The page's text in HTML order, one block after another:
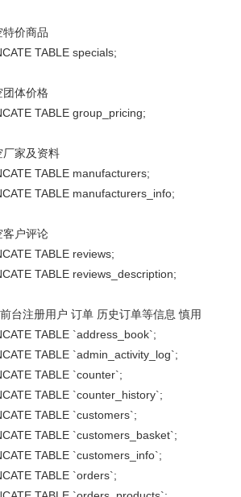
特价商品
TABLE specials;
团体价格
TABLE group_pricing;
厂家及资料
TABLE manufacturers;
TABLE manufacturers_info;
客户评论
TABLE reviews;
TABLE reviews_description;
台注册用户 订单 历史订单等信息 慎用
TABLE `address_book`;
TABLE `admin_activity_log`;
TABLE `counter`;
TABLE `counter_history`;
TABLE `customers`;
TABLE `customers_basket`;
TABLE `customers_info`;
TABLE `orders`;